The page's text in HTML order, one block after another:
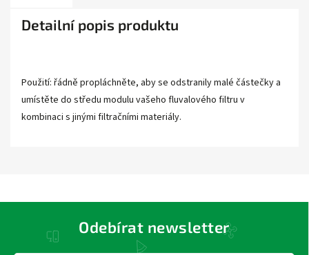
Detailní popis produktu
Použití: řádně propláchněte, aby se odstranily malé částečky a
umístěte do středu modulu vašeho fluvalového filtru v
kombinaci s jinými filtračními materiály.
Odebírat newsletter